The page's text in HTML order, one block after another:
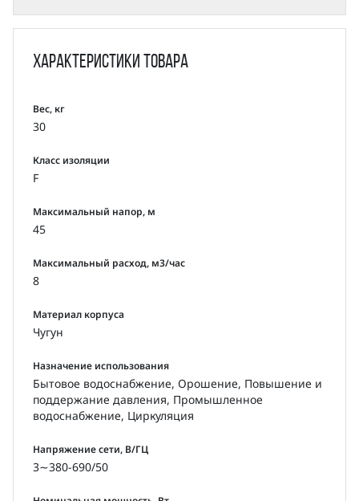
Компактная и прочная конструкция, осевой
Электронасосы CHL в основном используются в
промышленности:
Водоснабжение.
Системы кондиционирования воздуха.
Системы охлаждения, циркуляции,
водонагрева.
водоподготовки.
Системы орошения.
Установки повышения давления.
Перекачиваемые жидкости
Насос горизонтальный, многоступенчатый,
центробежный CNP серии CHLF(T) 8-50 служит
Чистой, невзрывоопасной, маловязкой
Характеристики товара
Вес, кг
30
Класс изоляции
F
Максимальный напор, м
45
Максимальный расход, м3/час
8
Материал корпуса
Чугун
Назначение использования
Бытовое водоснабжение, Орошение, Повышение и
поддержание давления, Промышленное
водоснабжение, Циркуляция
Напряжение сети, В/ГЦ
3∼380-690/50